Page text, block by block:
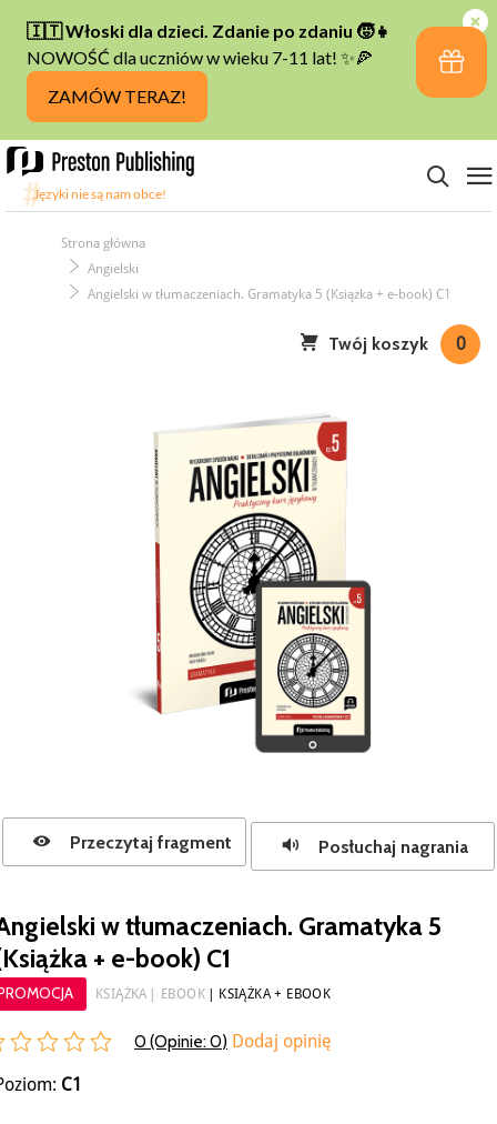
Strona główna
Angielski
Angielski w tłumaczeniach. Gramatyka 5 (Książka + e-book) C1
Twój koszyk 0
Przeczytaj fragment Posłuchaj nagrania
w tłumaczeniach. Gramatyka 5
+ e-book) C1
KSIĄŻKA EBOOK KSIĄŻKA + EBOOK
0 (Opinie:0) Dodaj opinię
C1